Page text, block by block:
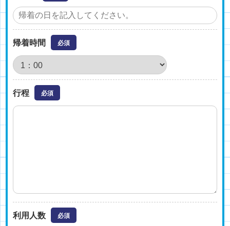
帰着時間 必須
行程 必須
利用人数 必須